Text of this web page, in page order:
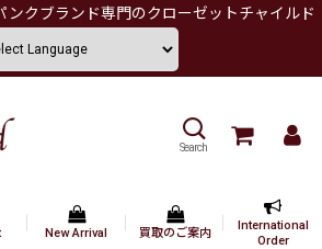
ンクブランド専門のクローゼットチャイルド
Search
New Arrival 買取のご案内
International
Order